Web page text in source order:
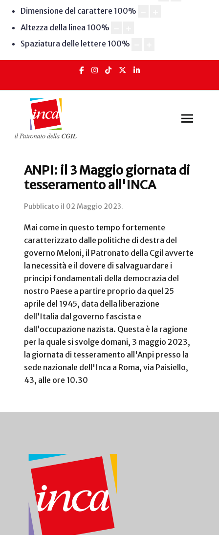
Dimensione del carattere 100%
Altezza della linea 100%
Spaziatura delle lettere 100%
ANPI: il 3 Maggio giornata di
tesseramento all'INCA
Pubblicato il 02 Maggio 2023.
Mai come in questo tempo fortemente
caratterizzato dalle politiche di destra del
governo Meloni, il Patronato della Cgil avverte
la necessità e il dovere di salvaguardare i
principi fondamentali della democrazia del
nostro Paese a partire proprio da quel 25
aprile del 1945, data della liberazione
dell’Italia dal governo fascista e
dall’occupazione nazista. Questa è la ragione
per la quale si svolge domani, 3 maggio 2023,
la giornata di tesseramento all'Anpi presso la
sede nazionale dell'Inca a Roma, via Paisiello,
43, alle ore 10.30